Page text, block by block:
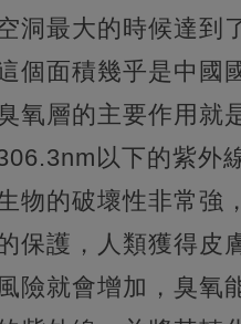
洞最大的時候達到
個面積幾乎是中國
氧層的主要作用就
以下的紫外
物的破壞性非常強
保護，人類獲得皮
險就會增加，臭氧